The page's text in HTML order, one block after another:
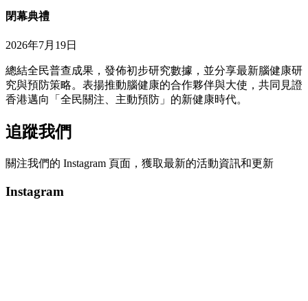
閉幕典禮
2026年7月19日
總結全民普查成果，發佈初步研究數據，並分享最新腦健康研
究與預防策略。表揚推動腦健康的合作夥伴與大使，共同見證
香港邁向「全民關注、主動預防」的新健康時代。
追蹤我們
關注我們的 Instagram 頁面，獲取最新的活動資訊和更新
Instagram